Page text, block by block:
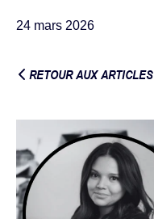
24 mars 2026
RETOUR AUX ARTICLES